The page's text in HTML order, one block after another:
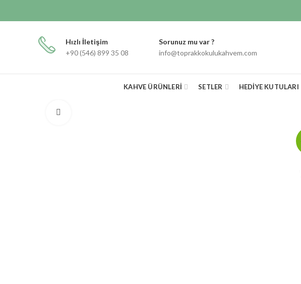
Hızlı İletişim
+90 (546) 899 35 08
Sorunuz mu var ?
info@toprakkokulukahvem.com
KAHVE ÜRÜNLERI SETLER HEDIYE KUTULARI